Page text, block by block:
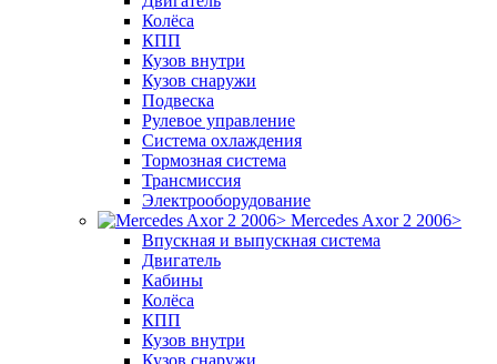
Колёса
КПП
Кузов внутри
Кузов снаружи
Подвеска
Рулевое управление
Система охлаждения
Тормозная система
Трансмиссия
Электрооборудование
Mercedes Axor 2 2006>
Впускная и выпускная система
Двигатель
Кабины
Колёса
КПП
Кузов внутри
Кузов снаружи